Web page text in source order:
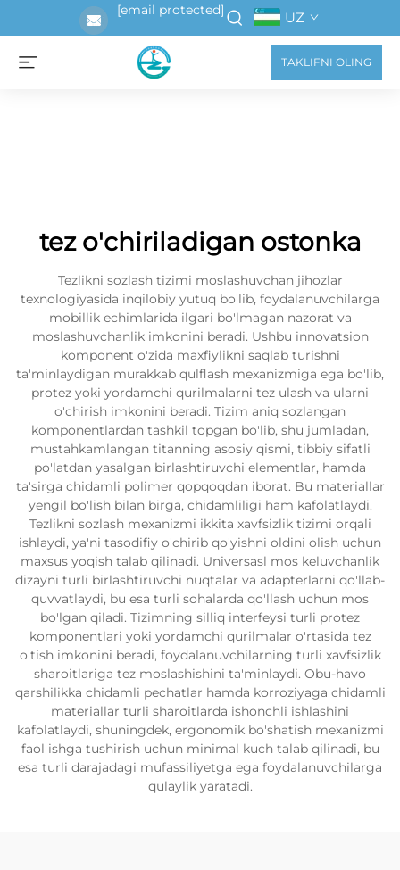
[email protected] UZ
TAKLIFNI OLING
tez o'chiriladigan ostonka
Tezlikni sozlash tizimi moslashuvchan jihozlar
texnologiyasida inqilobiy yutuq bo'lib, foydalanuvchilarga
mobillik echimlarida ilgari bo'lmagan nazorat va
moslashuvchanlik imkonini beradi. Ushbu innovatsion
komponent o'zida maxfiylikni saqlab turishni
ta'minlaydigan murakkab qulflash mexanizmiga ega bo'lib,
protez yoki yordamchi qurilmalarni tez ulash va ularni
o'chirish imkonini beradi. Tizim aniq sozlangan
komponentlardan tashkil topgan bo'lib, shu jumladan,
mustahkamlangan titanning asosiy qismi, tibbiy sifatli
po'latdan yasalgan birlashtiruvchi elementlar, hamda
ta'sirga chidamli polimer qopqoqdan iborat. Bu materiallar
yengil bo'lish bilan birga, chidamliligi ham kafolatlaydi.
Tezlikni sozlash mexanizmi ikkita xavfsizlik tizimi orqali
ishlaydi, ya'ni tasodifiy o'chirib qo'yishni oldini olish uchun
maxsus yoqish talab qilinadi. Universasl mos keluvchanlik
dizayni turli birlashtiruvchi nuqtalar va adapterlarni qo'llab-
quvvatlaydi, bu esa turli sohalarda qo'llash uchun mos
bo'lgan qiladi. Tizimning silliq interfeysi turli protez
komponentlari yoki yordamchi qurilmalar o'rtasida tez
o'tish imkonini beradi, foydalanuvchilarning turli xavfsizlik
sharoitlariga tez moslashishini ta'minlaydi. Obu-havo
qarshilikka chidamli pechatlar hamda korroziyaga chidamli
materiallar turli sharoitlarda ishonchli ishlashini
kafolatlaydi, shuningdek, ergonomik bo'shatish mexanizmi
faol ishga tushirish uchun minimal kuch talab qilinadi, bu
esa turli darajadagi mufassiliyetga ega foydalanuvchilarga
qulaylik yaratadi.